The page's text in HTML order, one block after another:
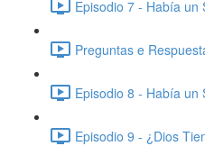
Episodio 7 - Había un
Preguntas e
Episodio 8 - Había un
Episodio 9 - ¿Dios